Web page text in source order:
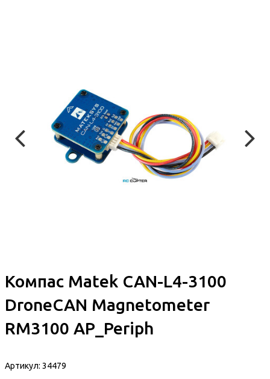
Компас Matek CAN-L4-3100
DroneCAN Magnetometer
RM3100 AP_Periph
Артикул: 34479